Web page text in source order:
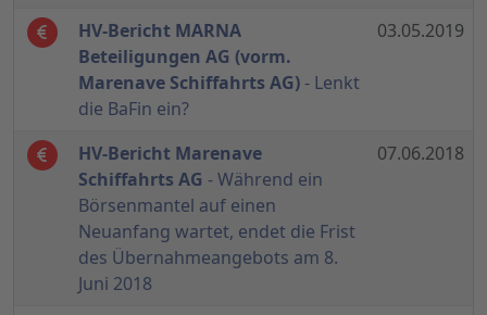
HV-Bericht MARNA
Beteiligungen AG (vorm.
Marenave Schiffahrts AG)- Lenkt
die BaFin ein?
03.05.2019
HV-Bericht Marenave
Schiffahrts AG - Während ein
Börsenmantel auf einen
Neuanfang wartet, endet die Frist
des Übernahmeangebots am 8.
Juni 2018
07.06.2018